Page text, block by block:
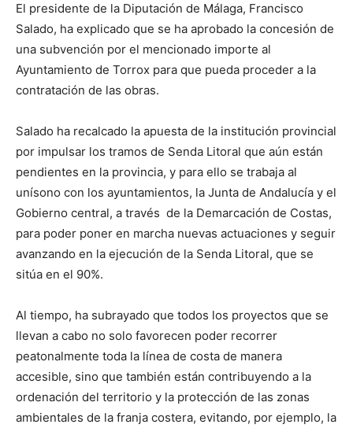
El presidente de la Diputación de Málaga, Francisco
Salado, ha explicado que se ha aprobado la concesión de
una subvención por el mencionado importe al
Ayuntamiento de Torrox para que pueda proceder a la
contratación de las obras.
Salado ha recalcado la apuesta de la institución provincial
por impulsar los tramos de Senda Litoral que aún están
pendientes en la provincia, y para ello se trabaja al
unísono con los ayuntamientos, la Junta de Andalucía y el
Gobierno central, a través de la Demarcación de Costas,
para poder poner en marcha nuevas actuaciones y seguir
avanzando en la ejecución de la Senda Litoral, que se
sitúa en el 90%.
Al tiempo, ha subrayado que todos los proyectos que se
llevan a cabo no solo favorecen poder recorrer
peatonalmente toda la línea de costa de manera
accesible, sino que también están contribuyendo a la
ordenación del territorio y la protección de las zonas
ambientales de la franja costera, evitando, por ejemplo, la